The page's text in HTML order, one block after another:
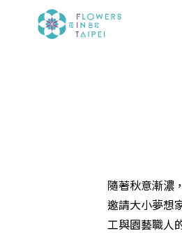
隨著秋意漸濃
邀請大小夢想
工與園藝職人